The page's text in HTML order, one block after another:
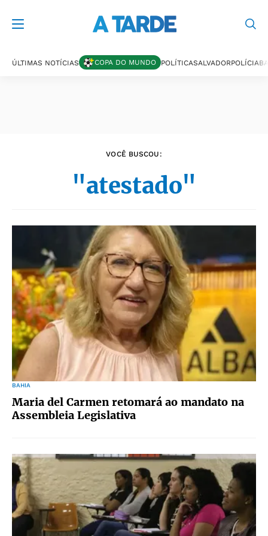
ÚLTIMAS NOTÍCIAS COPA DO MUNDO POLÍTICASALVADORPOLÍCIA
VOCÊ BUSCOU:
"atestado"
BAHIA
Maria del Carmen retomará ao mandato na
Assembleia Legislativa